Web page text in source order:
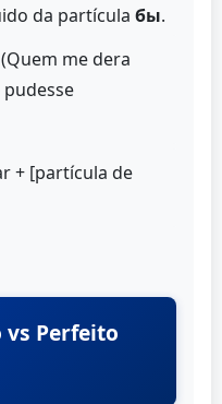
da partícula бы.
me dera
+ [partícula de
Perfeito